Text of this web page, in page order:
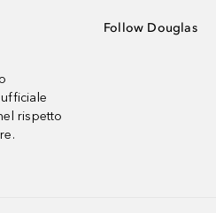
rispetto
Follow Douglas